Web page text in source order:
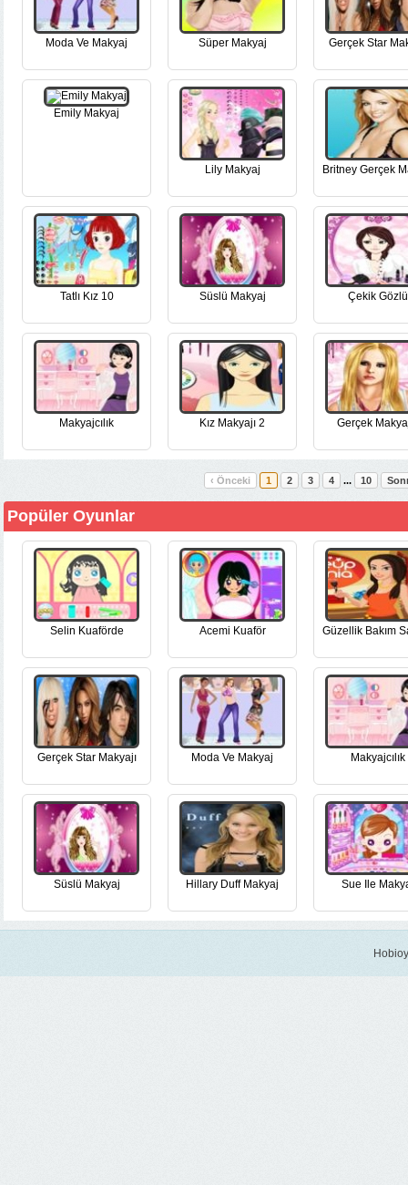
Moda Ve Makyaj Süper Makyaj Gerçek Star
Emily Makyaj
Lily Makyaj Britney Gerçek
Tatlı Kız 10 Süslü Makyaj Çekik Gözlü
Makyajcılık Kız Makyajı 2 Gerçek
‹ Önceki 1 2 3 4 ... 10
Popüler Oyunlar
Selin Kuaförde Acemi Kuaför Güzellik Bakım
Gerçek Star Makyajı Moda Ve Makyaj Makyajcılık
Süslü Makyaj Hillary Duff Makyaj Sue Ile